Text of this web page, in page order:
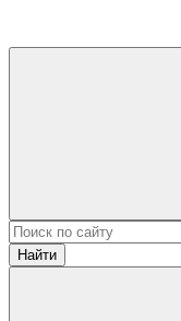
Найти